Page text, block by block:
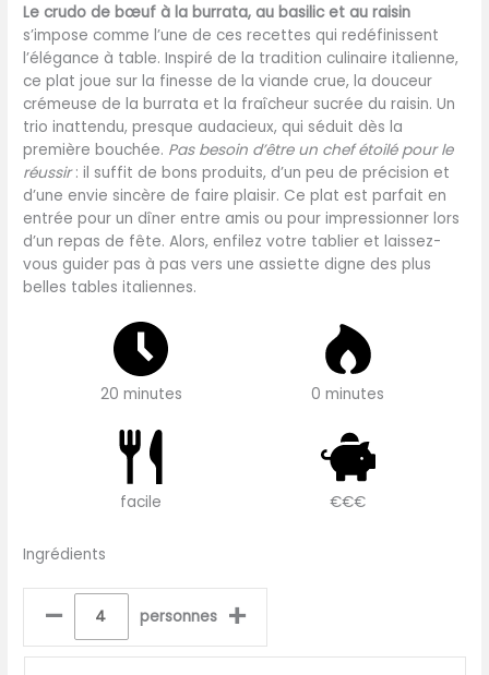
Le crudo de bœuf à la burrata, au basilic et au raisin
s’impose comme l’une de ces recettes qui redéfinissent
l’élégance à table. Inspiré de la tradition culinaire italienne,
ce plat joue sur la finesse de la viande crue, la douceur
crémeuse de la burrata et la fraîcheur sucrée du raisin. Un
trio inattendu, presque audacieux, qui séduit dès la
première bouchée. Pas besoin d’être un chef étoilé pour le
réussir: il suffit de bons produits, d’un peu de précision et
d’une envie sincère de faire plaisir. Ce plat est parfait en
entrée pour un dîner entre amis ou pour impressionner lors
d’un repas de fête. Alors, enfilez votre tablier et laissez-
vous guider pas à pas vers une assiette digne des plus
belles tables italiennes.
20 minutes 0 minutes
facile €€€
Ingrédients
– personnes +